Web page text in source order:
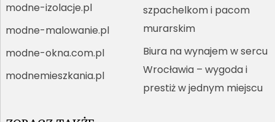
modne-izolacje.pl
modne-malowanie.pl
modne-okna.com.pl
modnemieszkania.pl
szpachelkom i pacom
murarskim
Biura na wynajem w sercu
Wrocławia – wygoda i
prestiż w jednym miejscu